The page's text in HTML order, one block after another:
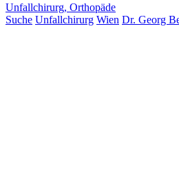
Unfallchirurg, Orthopäde
Suche Unfallchirurg Wien Dr. Georg